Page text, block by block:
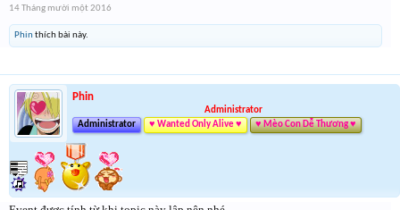
14 Tháng mười một 2016
Phinthích bài này.
Phin
Administrator
Administrator
♥ Wanted Only Alive ♥ ♥ Mèo Con Dễ Thương ♥